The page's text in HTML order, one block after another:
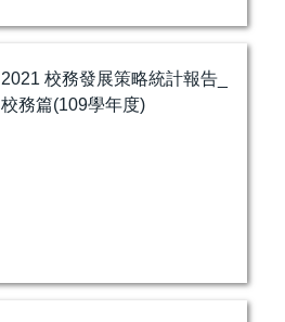
2021 校務發展策略統計報告_
校務篇(109學年度)